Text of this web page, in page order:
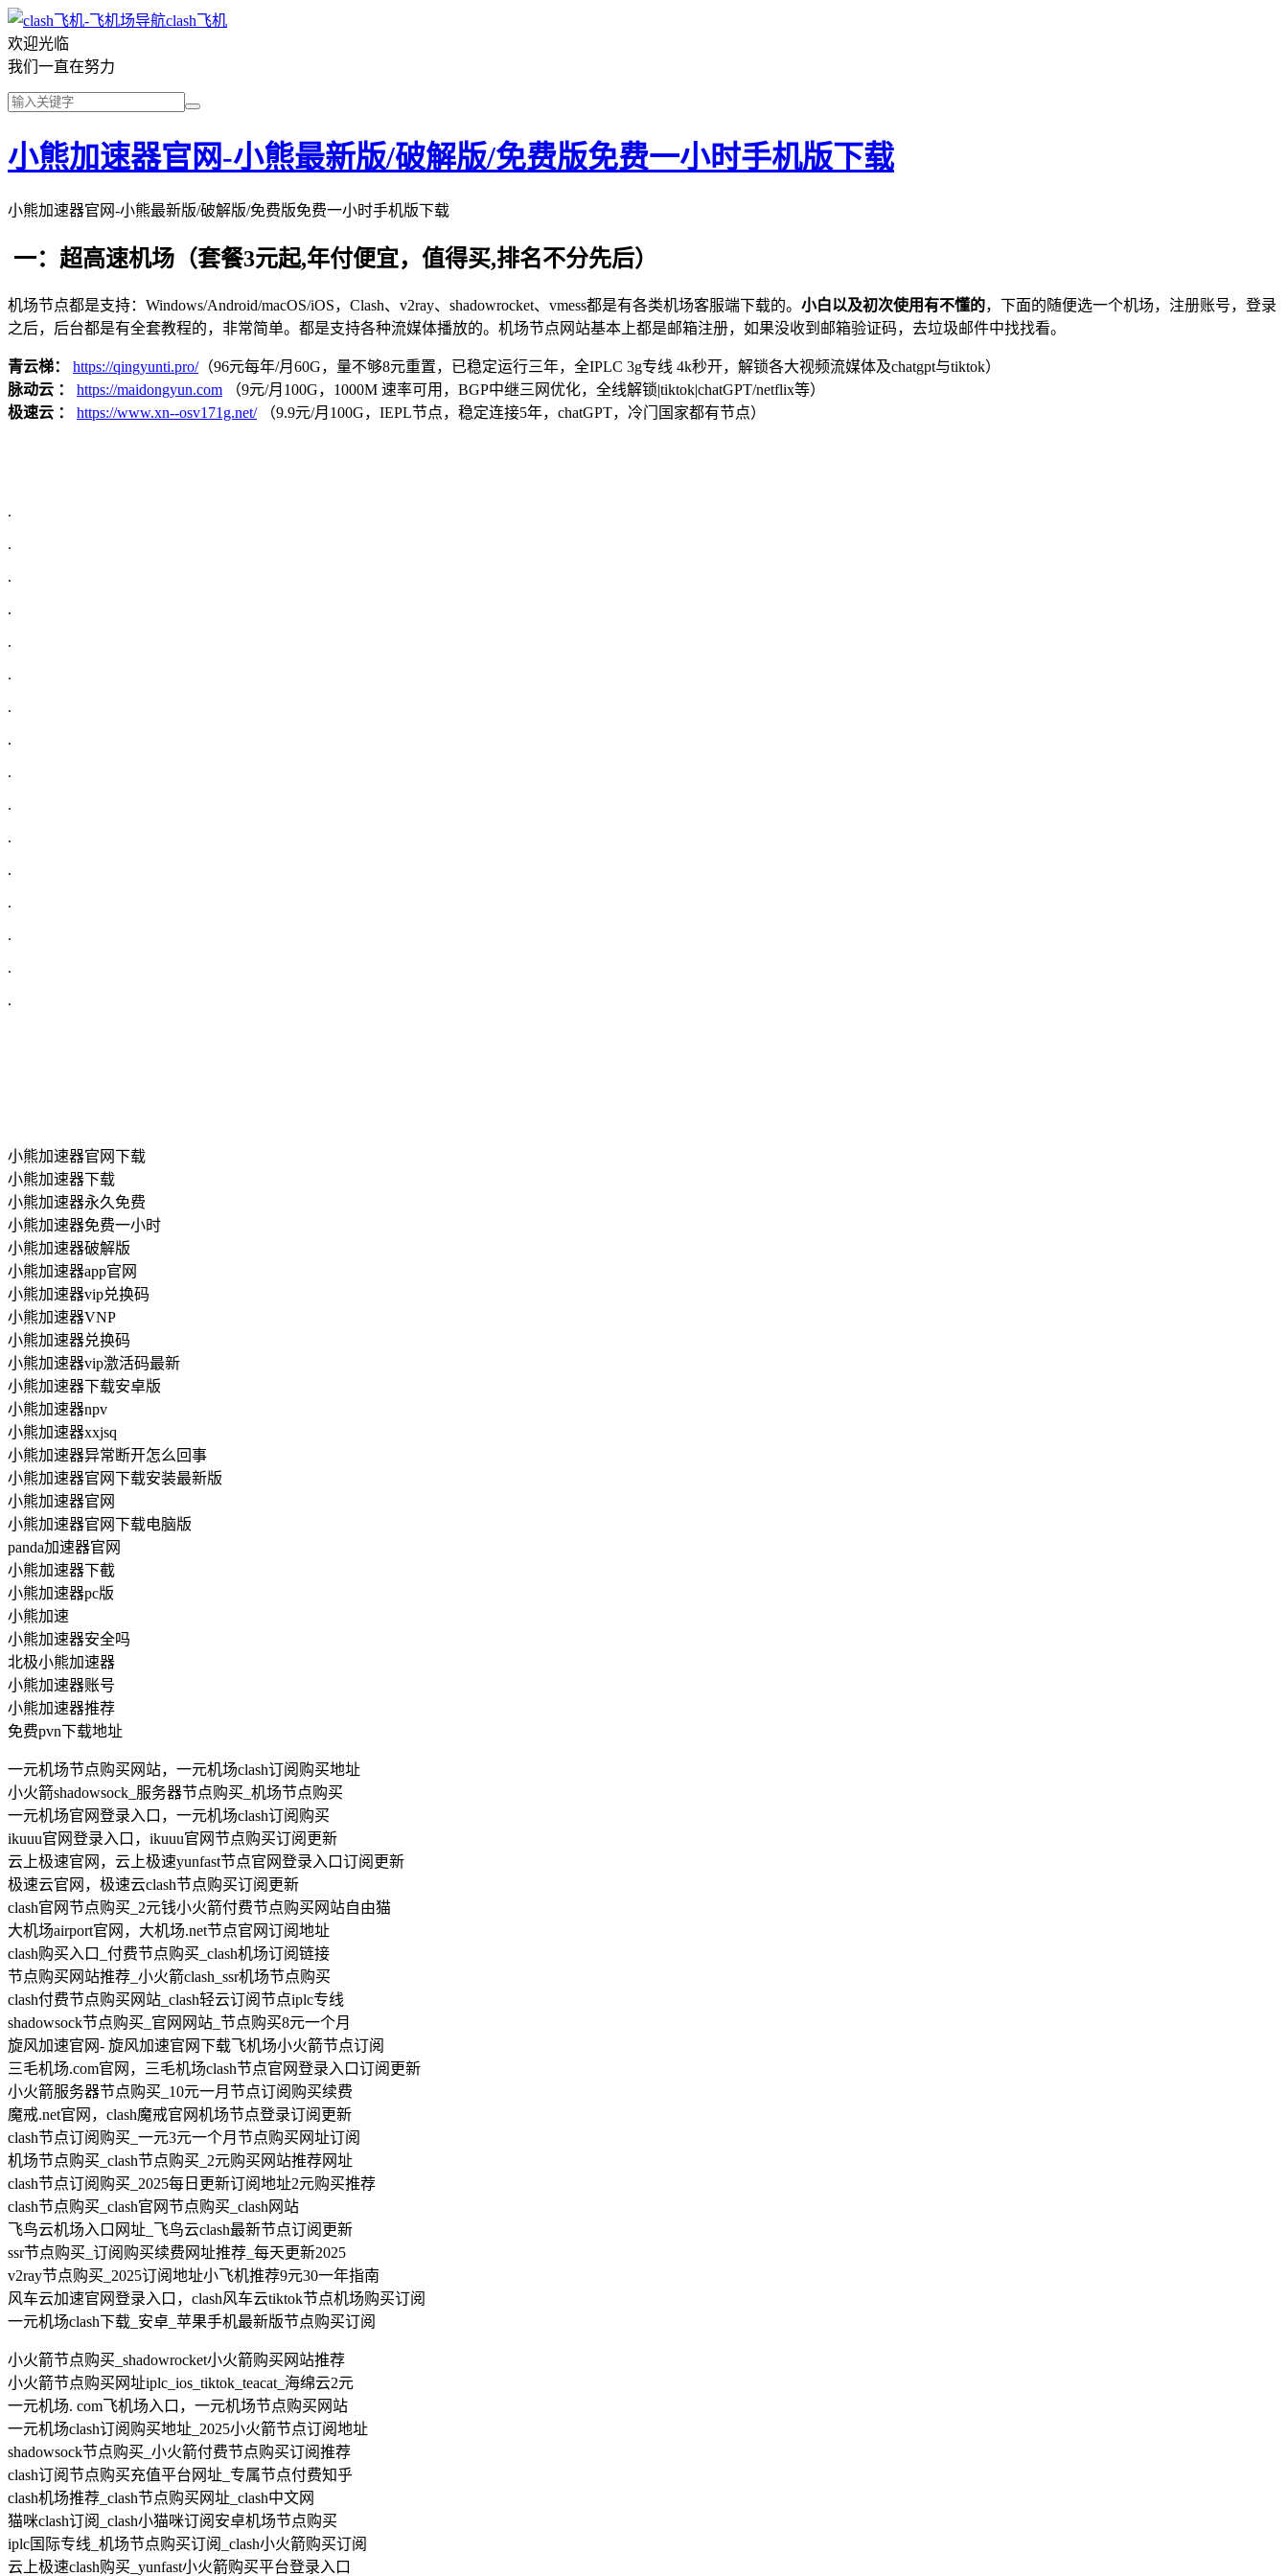
clash飞机
欢迎光临
我们一直在努力
小熊加速器官网-小熊最新版/破解版/免费版免费一小时手机版下载
小熊加速器官网-小熊最新版/破解版/免费版免费一小时手机版下载
一：超高速机场（套餐3元起,年付便宜，值得买,排名不分先后）
机场节点都是支持：Windows/Android/macOS/iOS，Clash、v2ray、shadowrocket、vmess都是有各类机场客服端下载的。 小白以及初次使用有不懂的，下面的随便选一个机场，注册账号，登录
之后，后台都是有全套教程的，非常简单。都是支持各种流媒体播放的。机场节点网站基本上都是邮箱注册，如果没收到邮箱验证码，去垃圾邮件中找找看。
青云梯： https://qingyunti.pro/（96元每年/月60G，量不够8元重置，已稳定运行三年，全IPLC 3g专线 4k秒开，解锁各大视频流媒体及chatgpt与tiktok）
脉动云 ：
https://maidongyun.com （9元/月100G，1000M 速率可用，BGP中继三网优化，全线解锁|tiktok|chatGPT/netflix等）
极速云 ：
https://www.xn--osv171g.net/（9.9元/月100G，IEPL节点，稳定连接5年，chatGPT，冷门国家都有节点）
.
.
.
.
.
.
.
.
.
.
.
.
.
.
.
.
小熊加速器官网下载
小熊加速器下载
小熊加速器永久免费
小熊加速器免费一小时
小熊加速器破解版
小熊加速器app官网
小熊加速器vip兑换码
小熊加速器VNP
小熊加速器兑换码
小熊加速器vip激活码最新
小熊加速器下载安卓版
小熊加速器npv
小熊加速器xxjsq
小熊加速器异常断开怎么回事
小熊加速器官网下载安装最新版
小熊加速器官网
小熊加速器官网下载电脑版
panda加速器官网
小熊加速器下截
小熊加速器pc版
小熊加速
小熊加速器安全吗
北极小熊加速器
小熊加速器账号
小熊加速器推荐
免费pvn下载地址
一元机场节点购买网站，一元机场clash订阅购买地址
小火箭shadowsock_服务器节点购买_机场节点购买
一元机场官网登录入口，一元机场clash订阅购买
ikuuu官网登录入口，ikuuu官网节点购买订阅更新
云上极速官网，云上极速yunfast节点官网登录入口订阅更新
极速云官网，极速云clash节点购买订阅更新
clash官网节点购买_2元钱小火箭付费节点购买网站自由猫
大机场airport官网，大机场.net节点官网订阅地址
clash购买入口_付费节点购买_clash机场订阅链接
节点购买网站推荐_小火箭clash_ssr机场节点购买
clash付费节点购买网站_clash轻云订阅节点iplc专线
shadowsock节点购买_官网网站_节点购买8元一个月
旋风加速官网- 旋风加速官网下载飞机场小火箭节点订阅
三毛机场.com官网，三毛机场clash节点官网登录入口订阅更新
小火箭服务器节点购买_10元一月节点订阅购买续费
魔戒.net官网，clash魔戒官网机场节点登录订阅更新
clash节点订阅购买_一元3元一个月节点购买网址订阅
机场节点购买_clash节点购买_2元购买网站推荐网址
clash节点订阅购买_2025每日更新订阅地址2元购买推荐
clash节点购买_clash官网节点购买_clash网站
飞鸟云机场入口网址_飞鸟云clash最新节点订阅更新
ssr节点购买_订阅购买续费网址推荐_每天更新2025
v2ray节点购买_2025订阅地址小飞机推荐9元30一年指南
风车云加速官网登录入口，clash风车云tiktok节点机场购买订阅
一元机场clash下载_安卓_苹果手机最新版节点购买订阅
小火箭节点购买_shadowrocket小火箭购买网站推荐
小火箭节点购买网址iplc_ios_tiktok_teacat_海绵云2元
一元机场. com飞机场入口，一元机场节点购买网站
一元机场clash订阅购买地址_2025小火箭节点订阅地址
shadowsock节点购买_小火箭付费节点购买订阅推荐
clash订阅节点购买充值平台网址_专属节点付费知乎
clash机场推荐_clash节点购买网址_clash中文网
猫咪clash订阅_clash小猫咪订阅安卓机场节点购买
iplc国际专线_机场节点购买订阅_clash小火箭购买订阅
云上极速clash购买_yunfast小火箭购买平台登录入口